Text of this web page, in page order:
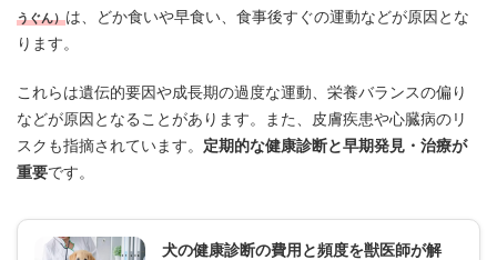
うぐん）は、どか食いや早食い、食事後すぐの運動などが原因とな
ります。
​これらは遺伝的要因や成長期の過度な運動、栄養バランスの偏り
などが原因となることがあります。​また、皮膚疾患や心臓病のリ
スクも指摘されています。 ​定期的な健康診断と早期発見・治療が
重要です。
犬の健康診断の費用と頻度を獣医師が解